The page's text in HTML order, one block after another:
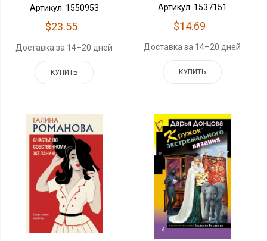
Артикул: 1550953
$23.55
Доставка за 14–20 дней
КУПИТЬ
Артикул: 1537151
$14.69
Доставка за 14–20 дней
КУПИТЬ